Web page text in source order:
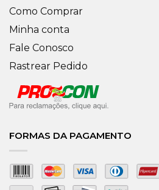
Como Comprar
Minha conta
Fale Conosco
Rastrear Pedido
FORMAS DA PAGAMENTO